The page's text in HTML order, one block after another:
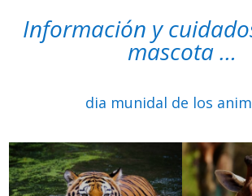
Información y
mascota …
dia munidal de los